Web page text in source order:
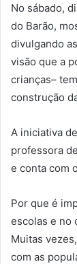
No sábado,
do Barão,
divulgando
visão que a
crianças–
construção
A iniciativa
professora
e conta com
Por que é
escolas e no
Muitas
com as